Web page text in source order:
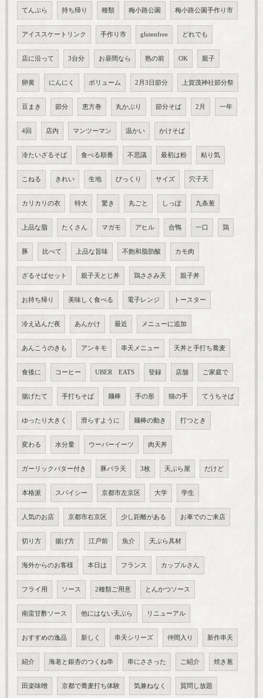
てんぷら 持ち帰り 種類 梅小路公園 梅小路公園手作り市
アイススケートリンク 手作り市 glutenfree どれでも
店に沿って 3台分 お昼間なら 熟の前 OK 親子
卵黄 にんにく ボリューム 2月3日節分 上賀茂神社節分祭
豆まき 節分 恵方巻 丸かぶり 節分そば 2月 一年
4回 店内 マンツーマン 温かい かけそば
冷たいざるそば 食べる順番 不思議 最初は粉 粘り気
こねる きれい 生地 びっくり サイズ 穴子天
カリカリの衣 特大 驚き 丸ごと しっぽ 九条葱
上品な脂 たくさん マガモ アヒル 合鴨 一口 鶏
豚 比べて 上品な旨味 不飽和脂肪酸 カモ肉
ざるそばセット 親子天とじ丼 鶏ささみ天 親子丼
お持ち帰り 美味しく食べる 電子レンジ トースター
冷え込んだ夜 あんかけ 最近 メニューに追加
あんこうのきも アンキモ 串天メニュー 天丼と手打ち蕎麦
食後に コーヒー UBER EATS 登録 店舗 ご家庭で
揚げたて 手打ちそば 麺棒 手の形 猫の手 てうちそば
ゆったり大きく 滑らすように 麺棒の動き 打つとき
変わる 水分量 ウーバーイーツ 肉天丼
ガーリックバター付き 豚バラ天 3枚 天ぷら屋 だけど
本格派 スパイシー 京都市左京区 大学 学生
人気のお店 京都市右京区 少し距離がある お車でのご来店
切り方 揚げ方 江戸前 魚介 天ぷら具材
海外からのお客様 本日は フランス カップルさん
フライ用 ソース 2種類ご用意 とんかつソース
南蛮甘酢ソース 他にはない天ぷら リニューアル
おすすめの逸品 新しく 串天シリーズ 仲間入り 新作串天
紹介 海老と銀杏のつくね串 串にささった ご紹介 焼き葱
田楽味噌 京都で蕎麦打ち体験 気兼ねなく 質問し放題